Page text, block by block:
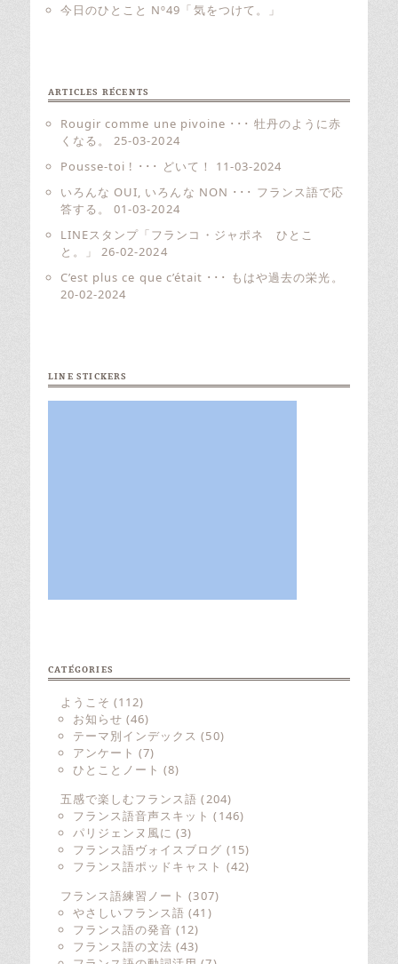
今日のひとこと Nº49「気をつけて。」
ARTICLES RÉCENTS
Rougir comme une pivoine ･･･ 牡丹のように赤
くなる。
25-03-2024
Pousse-toi ! ･･･ どいて！
11-03-2024
いろんな OUI, いろんな NON ･･･ フランス語で応
答する。
01-03-2024
LINEスタンプ「フランコ・ジャポネ ひとこ
と。」
26-02-2024
C’est plus ce que c’était ･･･ もはや過去の栄光。
20-02-2024
LINE STICKERS
CATÉGORIES
ようこそ (112)
お知らせ (46)
テーマ別インデックス (50)
アンケート (7)
ひとことノート (8)
五感で楽しむフランス語 (204)
フランス語音声スキット (146)
パリジェンヌ風に (3)
フランス語ヴォイスブログ (15)
フランス語ポッドキャスト (42)
フランス語練習ノート (307)
やさしいフランス語 (41)
フランス語の発音 (12)
フランス語の文法 (43)